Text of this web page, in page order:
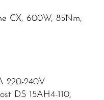
CX, 600W, 85Nm,
220-240V
DS 15AH4-110,